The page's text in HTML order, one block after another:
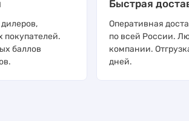
покупателей.
баллов
Быстрая
Оперативная
по всей России.
компании.
дней.